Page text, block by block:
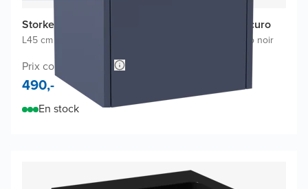
Storke Seda meuble salle bains avec lavabo Scuro
L45 cm x P35 cm Lavabo noir
Prix conseillé 908,-
490,-
En stock